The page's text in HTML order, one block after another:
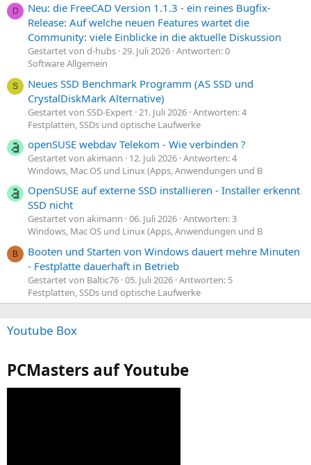
D
Neu: die FreeCAD Version 1.1.3 - ein reines Bugfix-
Release: Auf welche neuen Features wartet die
Community: viele Einblicke in die aktuelle Diskussion
Gestartet von d-hubs 29. Juli 2026 Antworten: 0
Software Allgemein
S
Neues SSD Benchmark Programm (AS SSD und
CrystalDiskMark Alternative)
Gestartet von SSD-Expert 21. Juli 2026 Antworten: 4
Festplatten, SSDs und optische Laufwerke
openSUSE webdav Telekom - Wie verbinden ?
Gestartet von akimann 12. Juli 2026 Antworten: 4
Windows, Mac OS und Linux (Apps, Anwendungen und B
OpenSUSE auf externe SSD installieren - Installer erkennt
SSD nicht
Gestartet von akimann 06. Juli 2026 Antworten: 3
Windows, Mac OS und Linux (Apps, Anwendungen und B
B
Booten und Starten von Windows dauert mehre Minuten
- Festplatte dauerhaft in Betrieb
Gestartet von Baltic76 05. Juli 2026 Antworten: 5
Festplatten, SSDs und optische Laufwerke
Youtube Box
PCMasters auf Youtube